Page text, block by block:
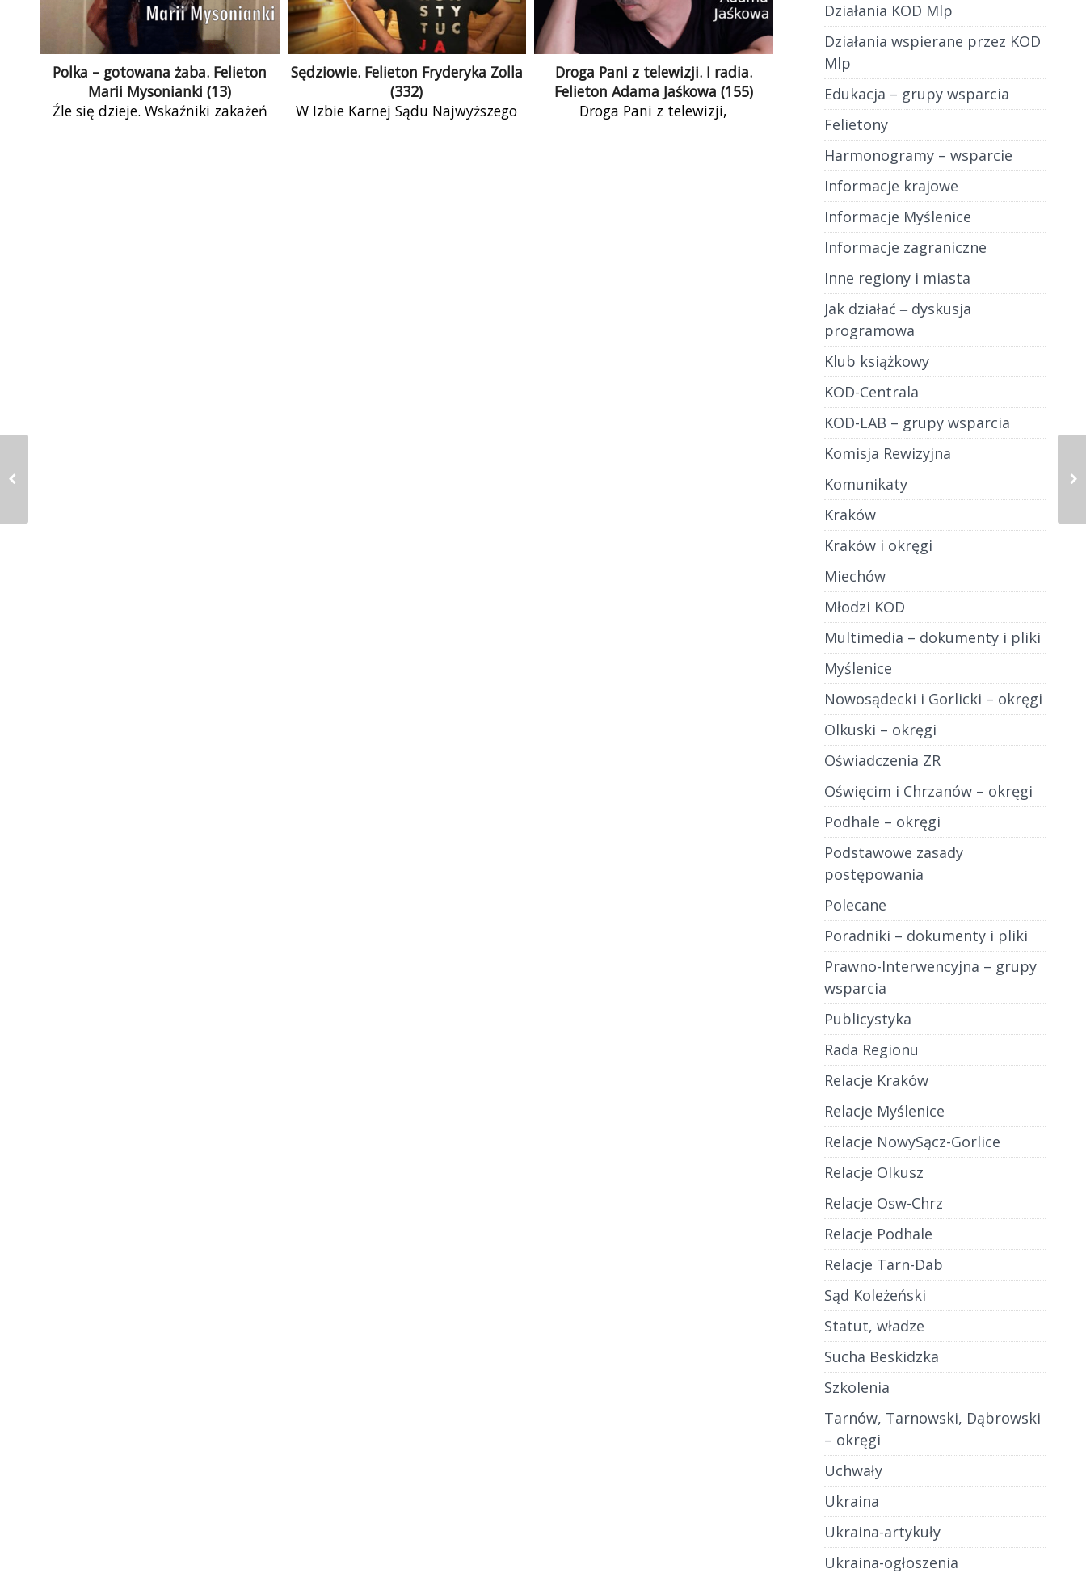
Polka – gotowana żaba. Felieton
Marii Mysonianki (13)
Źle się dzieje. Wskaźniki zakażeń
Sędziowie. Felieton Fryderyka Zolla
(332)
W Izbie Karnej Sądu Najwyższego
Droga Pani z telewizji. I radia.
Felieton Adama Jaśkowa (155)
Droga Pani z telewizji,
Działania KOD Mlp
Działania wspierane przez KOD
Mlp
Edukacja – grupy wsparcia
Felietony
Harmonogramy – wsparcie
Informacje krajowe
Informacje Myślenice
Informacje zagraniczne
Inne regiony i miasta
Jak działać ‒ dyskusja
programowa
Klub książkowy
KOD-Centrala
KOD-LAB – grupy wsparcia
Komisja Rewizyjna
Komunikaty
Kraków
Kraków i okręgi
Miechów
Młodzi KOD
Multimedia – dokumenty i pliki
Myślenice
Nowosądecki i Gorlicki – okręgi
Olkuski – okręgi
Oświadczenia ZR
Oświęcim i Chrzanów – okręgi
Podhale – okręgi
Podstawowe zasady
postępowania
Polecane
Poradniki – dokumenty i pliki
Prawno-Interwencyjna – grupy
wsparcia
Publicystyka
Rada Regionu
Relacje Kraków
Relacje Myślenice
Relacje NowySącz-Gorlice
Relacje Olkusz
Relacje Osw-Chrz
Relacje Podhale
Relacje Tarn-Dab
Sąd Koleżeński
Statut, władze
Sucha Beskidzka
Szkolenia
Tarnów, Tarnowski, Dąbrowski
– okręgi
Uchwały
Ukraina
Ukraina-artykuły
Ukraina-ogłoszenia